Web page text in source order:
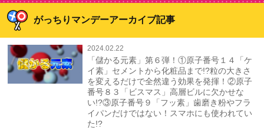
がっちりマンデーアーカイブ記事
2024.02.22
「儲かる元素」第６弾！①原子番号１４「ケ
イ素」セメントから化粧品まで!?粒の大きさ
を変えるだけで全然違う効果を発揮！②原子
番号８３「ビスマス」高層ビルに欠かせな
い!?③原子番号９「フッ素」歯磨き粉やフラ
イパンだけではない！スマホにも使われてい
た!?